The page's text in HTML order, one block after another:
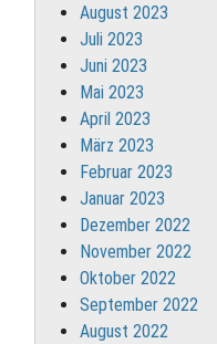
August 2023
Juli 2023
Juni 2023
Mai 2023
April 2023
März 2023
Februar 2023
Januar 2023
Dezember 2022
November 2022
Oktober 2022
September 2022
August 2022